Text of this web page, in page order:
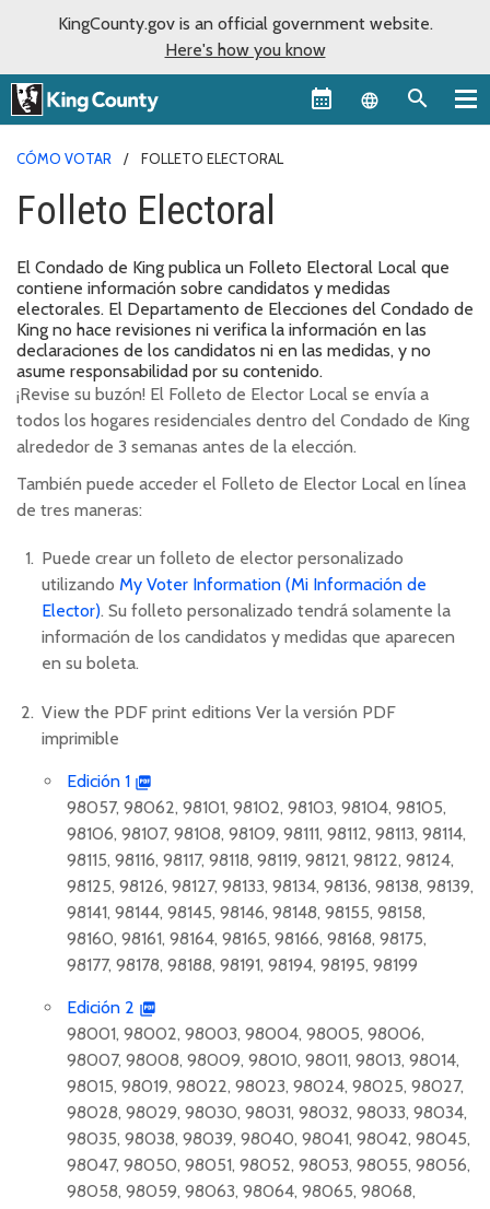
KingCounty.gov is an official government website.
Here's how you know
Language
CÓMO VOTAR FOLLETO ELECTORAL
Folleto Electoral
El Condado de King publica un Folleto Electoral Local que
contiene información sobre candidatos y medidas
electorales. El Departamento de Elecciones del Condado de
King no hace revisiones ni verifica la información en las
declaraciones de los candidatos ni en las medidas, y no
asume responsabilidad por su contenido.
¡Revise su buzón! El Folleto de Elector Local se envía a
todos los hogares residenciales dentro del Condado de King
alrededor de 3 semanas antes de la elección.
También puede acceder el Folleto de Elector Local en línea
de tres maneras:
Puede crear un folleto de elector personalizado
utilizando My Voter Information (Mi Información de
Elector). Su folleto personalizado tendrá solamente la
información de los candidatos y medidas que aparecen
en su boleta.
View the PDF print editions Ver la versión PDF
imprimible
Edición 1
98057, 98062, 98101, 98102, 98103, 98104, 98105,
98106, 98107, 98108, 98109, 98111, 98112, 98113, 98114,
98115, 98116, 98117, 98118, 98119, 98121, 98122, 98124,
98125, 98126, 98127, 98133, 98134, 98136, 98138, 98139,
98141, 98144, 98145, 98146, 98148, 98155, 98158,
98160, 98161, 98164, 98165, 98166, 98168, 98175,
98177, 98178, 98188, 98191, 98194, 98195, 98199
Edición 2
98001, 98002, 98003, 98004, 98005, 98006,
98007, 98008, 98009, 98010, 98011, 98013, 98014,
98015, 98019, 98022, 98023, 98024, 98025, 98027,
98028, 98029, 98030, 98031, 98032, 98033, 98034,
98035, 98038, 98039, 98040, 98041, 98042, 98045,
98047, 98050, 98051, 98052, 98053, 98055, 98056,
98058, 98059, 98063, 98064, 98065, 98068,